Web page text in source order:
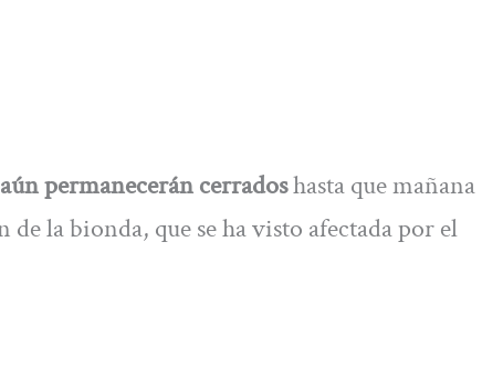
aún permanecerán cerradoshasta que mañana
la bionda, que se ha visto afectada por el